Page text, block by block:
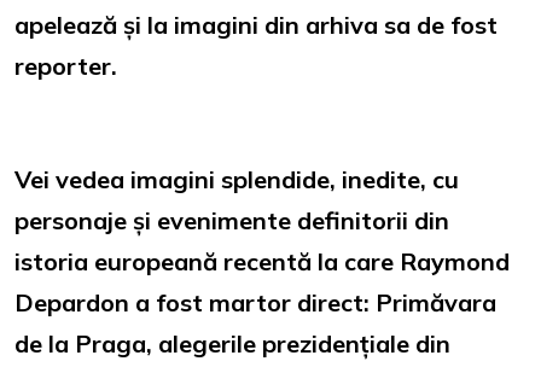
apelează și la imagini din arhiva sa de fost
reporter.
Vei vedea imagini splendide, inedite, cu
personaje și evenimente definitorii din
istoria europeană recentă la care Raymond
Depardon a fost martor direct: Primăvara
de la Praga, alegerile prezidențiale din